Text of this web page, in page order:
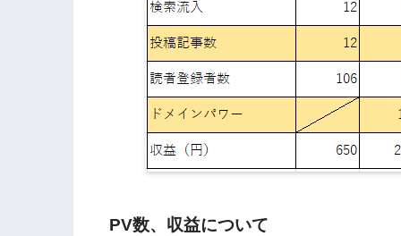
【雑記ブログ6ヶ月目】の
初のアフィリエイト報酬！
【雑記ブログ7ヶ月目】の
初の1万円越えの理由は
PV数、収益について